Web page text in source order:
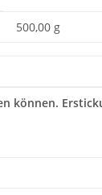
500,00 g
können.